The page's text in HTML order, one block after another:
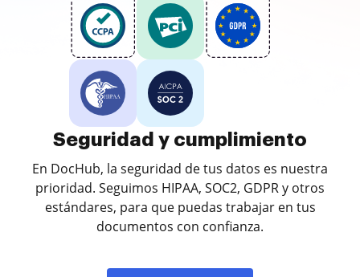
Seguridad y cumplimiento
En DocHub, la seguridad de tus datos es nuestra
prioridad. Seguimos HIPAA, SOC2, GDPR y otros
estándares, para que puedas trabajar en tus
documentos con confianza.